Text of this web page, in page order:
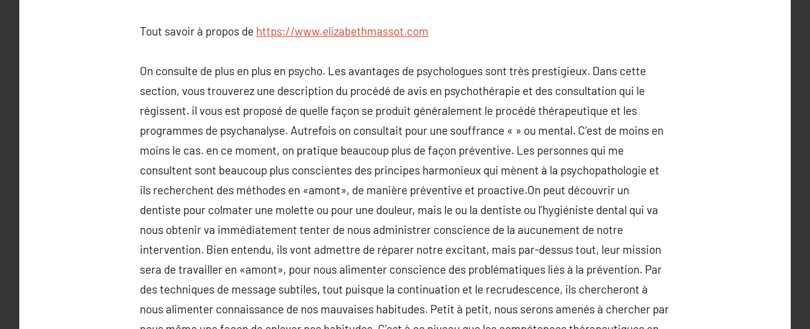
Tout savoir à propos de https://www.elizabethmassot.com
On consulte de plus en plus en psycho. Les avantages de psychologues sont très prestigieux. Dans cette
section, vous trouverez une description du procédé de avis en psychothérapie et des consultation qui le
régissent. il vous est proposé de quelle façon se produit généralement le procédé thérapeutique et les
programmes de psychanalyse. Autrefois on consultait pour une souffrance « » ou mental. C’est de moins en
moins le cas. en ce moment, on pratique beaucoup plus de façon préventive. Les personnes qui me
consultent sont beaucoup plus conscientes des principes harmonieux qui mènent à la psychopathologie et
ils recherchent des méthodes en «amont», de manière préventive et proactive.On peut découvrir un
dentiste pour colmater une molette ou pour une douleur, mais le ou la dentiste ou l’hygiéniste dental qui va
nous obtenir va immédiatement tenter de nous administrer conscience de la aucunement de notre
intervention. Bien entendu, ils vont admettre de réparer notre excitant, mais par-dessus tout, leur mission
sera de travailler en «amont», pour nous alimenter conscience des problématiques liés à la prévention. Par
des techniques de message subtiles, tout puisque la continuation et le recrudescence, ils chercheront à
nous alimenter connaissance de nos mauvaises habitudes. Petit à petit, nous serons amenés à chercher par